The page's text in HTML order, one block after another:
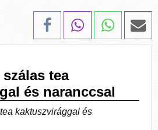
tea
és naranccsal
kaktuszvirággal és